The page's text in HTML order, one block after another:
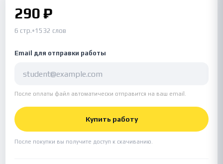
290 ₽
6 стр.•1532 слов
Email для отправки работы
После оплаты файл автоматически отправится на ваш email.
Купить работу
После покупки вы получите доступ к скачиванию.